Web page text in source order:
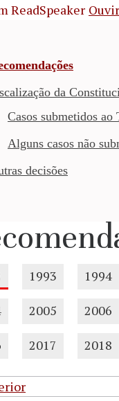
Ouvir
da
Casos submetidos
Alguns casos não
decisões
1993 1994
2005 2006
2017 2018